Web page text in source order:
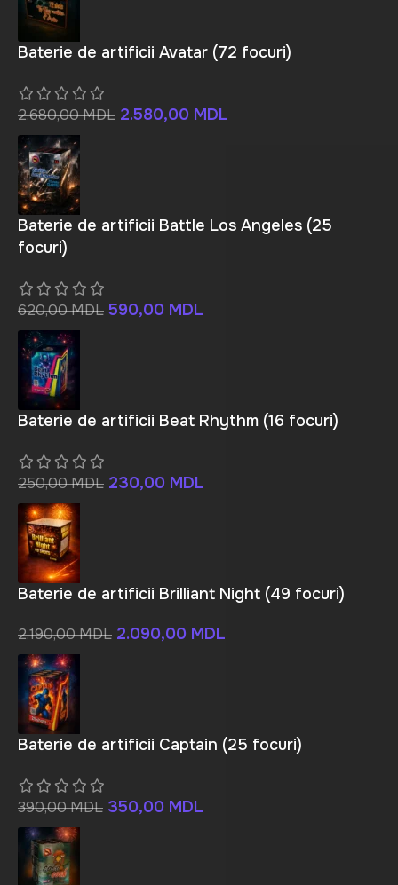
Baterie de artificii Avatar (72 focuri)
2.680,00MDL 2.580,00 MDL
Baterie de artificii Battle Los Angeles (25
focuri)
620,00MDL 590,00 MDL
Baterie de artificii Beat Rhythm (16 focuri)
250,00MDL 230,00 MDL
Baterie de artificii Brilliant Night (49 focuri)
2.190,00MDL 2.090,00 MDL
Baterie de artificii Captain (25 focuri)
390,00MDL 350,00 MDL